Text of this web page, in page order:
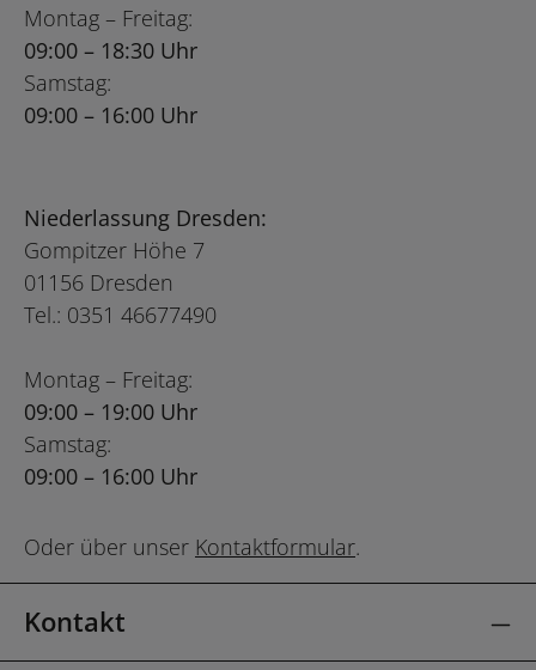
Montag – Freitag:
09:00 – 18:30 Uhr
Samstag:
09:00 – 16:00 Uhr
Niederlassung Dresden:
Gompitzer Höhe 7
01156 Dresden
Tel.: 0351 46677490
Montag – Freitag:
09:00 – 19:00 Uhr
Samstag:
09:00 – 16:00 Uhr
Oder über unser Kontaktformular.
Kontakt